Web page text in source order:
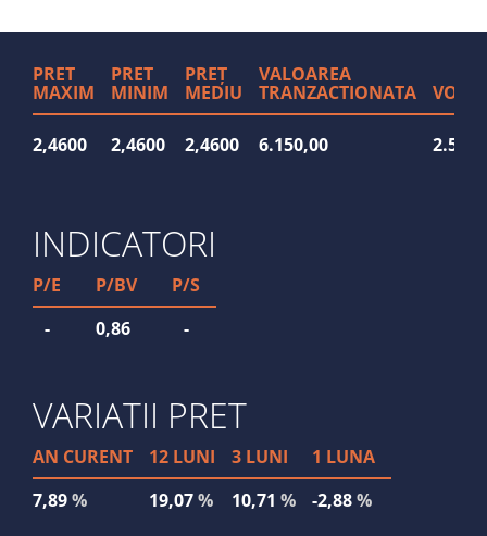
PRET
MAXIM
PRET
MINIM
PREȚ
MEDIU
VALOAREA
TRANZACTIONATA
2,4600 2,4600 2,4600 6.150,00 2.500
INDICATORI
P/E P/BV
P/S
-
0,86 -
VARIATII PRET
AN CURENT 12 LUNI 3 LUNI
1 LUNA
7,89% 19,07% 10,71 % -2,88%